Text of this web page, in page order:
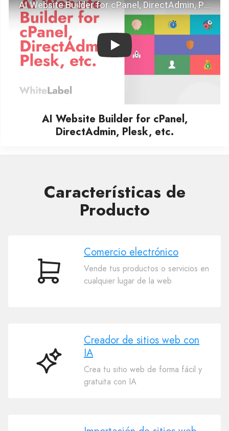
Play
AI Website Builder for cPanel,
DirectAdmin, Plesk, etc.
Características de
Producto
Comercio
Comercio electrónico
Vende tus productos o servicios en
cualquier lugar de la web
Creador
Creador de sitios web con
IA
Crea tu sitio web de forma fácil y
gratuita con IA